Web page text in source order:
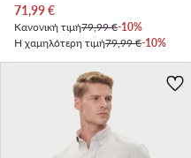
Τρέχουσα τιμή
71,99€
Κανονική τιμή79,99 €-10%
Η χαμηλότερη τιμή79,99 €-10%